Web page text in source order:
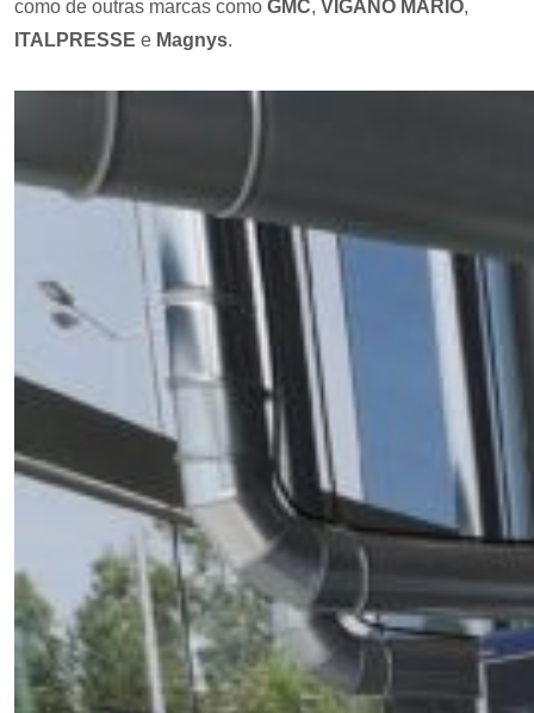
como de outras marcas como GMC, VIGANO MARIO,
ITALPRESSE e Magnys.